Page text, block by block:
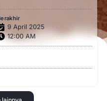
9 April 2025
12:00 AM